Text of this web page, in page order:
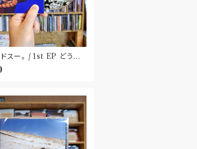
スー。 / 1st EP どうか
(CD)〝静岡県三島市〟